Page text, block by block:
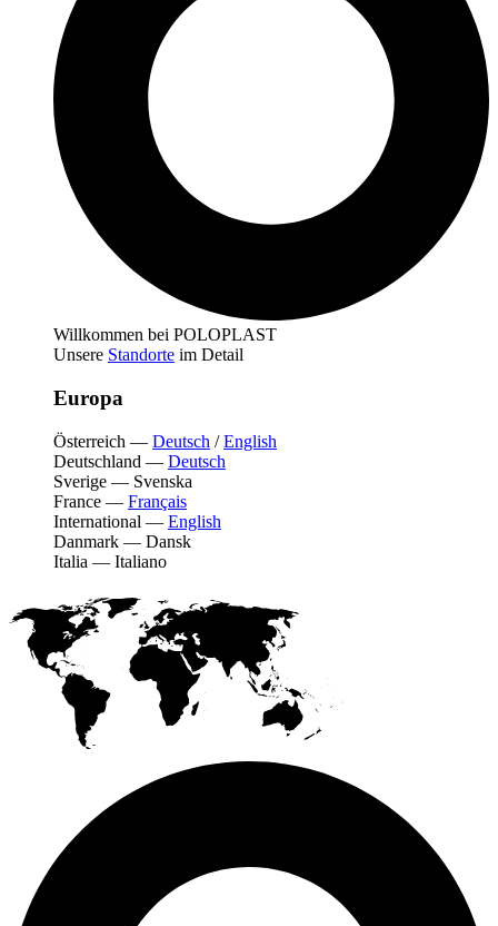
Willkommen bei POLOPLAST
Unsere Standorte im Detail
Europa
Österreich — Deutsch /English
Deutschland — Deutsch
Sverige — Svenska
France — Français
International — English
Danmark — Dansk
Italia — Italiano